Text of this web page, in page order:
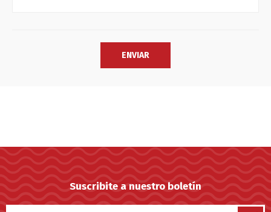
Suscribite a nuestro boletín